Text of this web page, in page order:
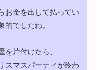
お金を出して払ってい
でしたね。
片付けたら、
スマスパーティが終わ